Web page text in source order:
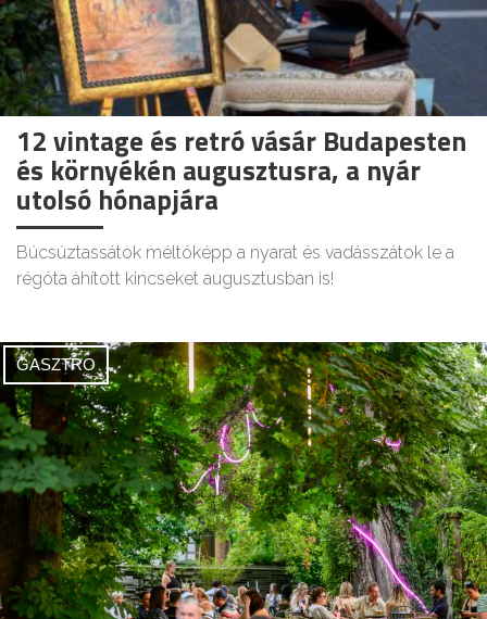
12 vintage és retró vásár Budapesten
és környékén augusztusra, a nyár
utolsó hónapjára
Búcsúztassátok méltóképp a nyarat és vadásszátok le a
régóta áhított kincseket augusztusban is!
GASZTRO